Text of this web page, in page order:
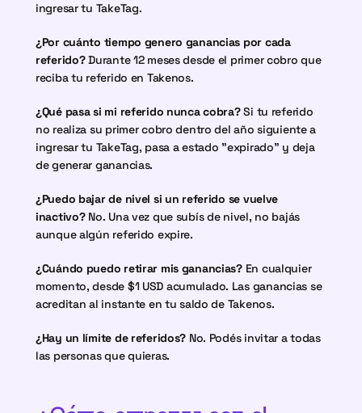
ingresar tu TakeTag.
¿Por cuánto tiempo genero ganancias por cada
referido? Durante 12 meses desde el primer cobro que
reciba tu referido en Takenos.
¿Qué pasa si mi referido nunca cobra? Si tu referido
no realiza su primer cobro dentro del año siguiente a
ingresar tu TakeTag, pasa a estado "expirado" y deja
de generar ganancias.
¿Puedo bajar de nivel si un referido se vuelve
inactivo? No. Una vez que subís de nivel, no bajás
aunque algún referido expire.
¿Cuándo puedo retirar mis ganancias? En cualquier
momento, desde $1 USD acumulado. Las ganancias se
acreditan al instante en tu saldo de Takenos.
¿Hay un límite de referidos? No. Podés invitar a todas
las personas que quieras.